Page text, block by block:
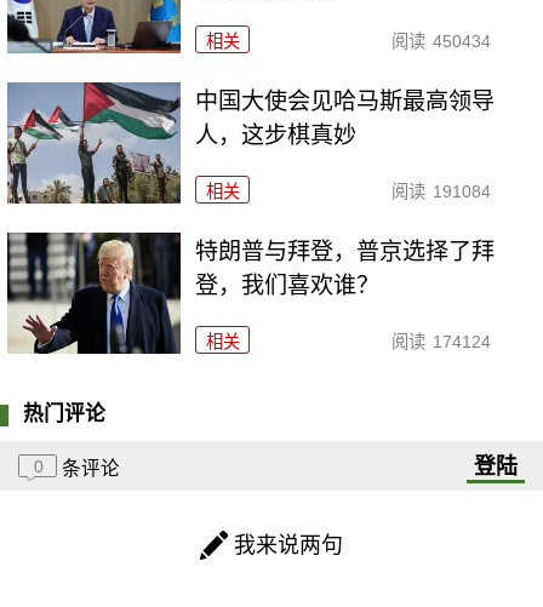
相关 阅读 450434
中国大使会见哈马斯最高领导
人，这步棋真妙
相关 阅读 191084
特朗普与拜登，普京选择了拜
登，我们喜欢谁？
相关 阅读 174124
热门评论
0 条评论 登陆
我来说两句